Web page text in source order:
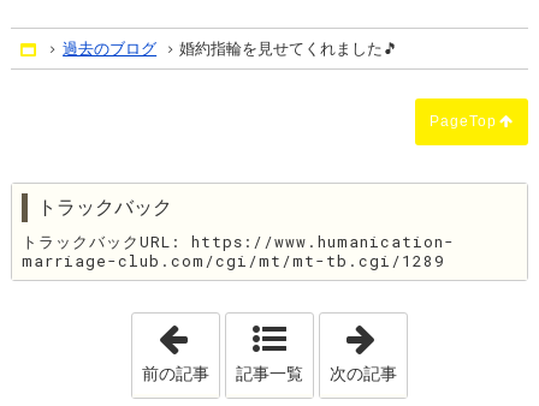
Home
過去のブログ 婚約指輪を見せてくれました🎵
PageTop
トラックバック
トラックバックURL: https://www.humanication-
marriage-club.com/cgi/mt/mt-tb.cgi/1289
「コロナ離婚！？」
前の記事 記事一覧 次の記事